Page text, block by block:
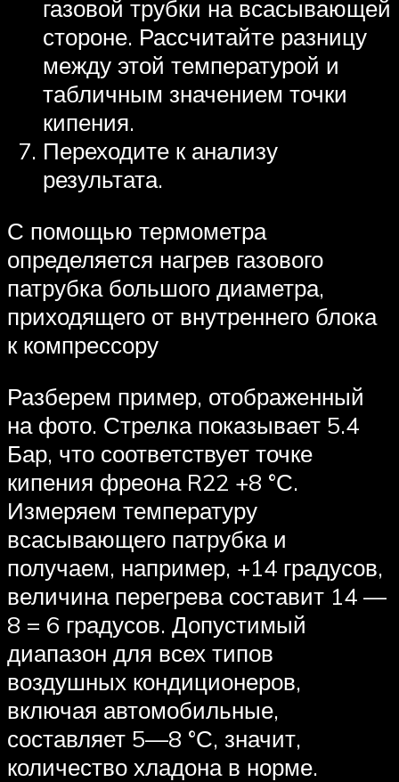
газовой трубки на всасывающей
стороне. Рассчитайте разницу
между этой температурой и
табличным значением точки
кипения.
Переходите к анализу
результата.
С помощью термометра
определяется нагрев газового
патрубка большого диаметра,
приходящего от внутреннего блока
к компрессору
Разберем пример, отображенный
на фото. Стрелка показывает 5.4
Бар, что соответствует точке
кипения фреона R22 +8 °С.
Измеряем температуру
всасывающего патрубка и
получаем, например, +14 градусов,
величина перегрева составит 14 —
8 = 6 градусов. Допустимый
диапазон для всех типов
воздушных кондиционеров,
включая автомобильные,
составляет 5—8 °С, значит,
количество хладона в норме.